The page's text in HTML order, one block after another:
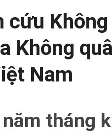
cứu
Không
Nam
tháng